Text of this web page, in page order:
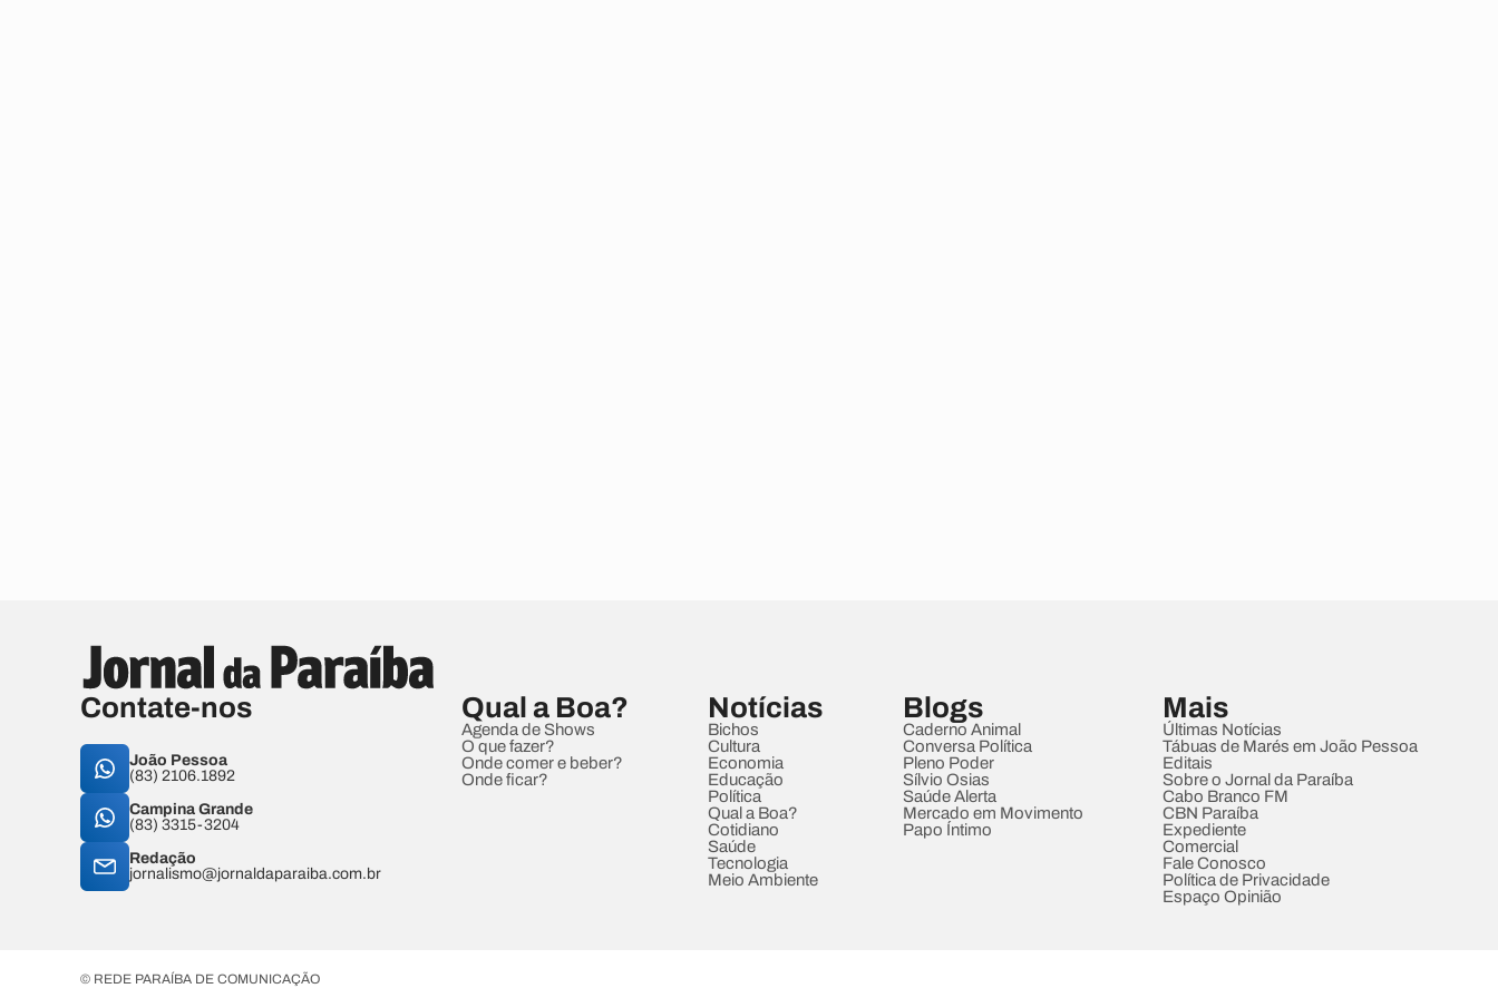
Contate-nos
João Pessoa
(83) 2106.1892
Campina Grande
(83) 3315-3204
Redação
jornalismo@jornaldaparaiba.com.br
Qual a Boa?
Agenda de Shows
O que fazer?
Onde comer e beber?
Onde ficar?
Notícias
Bichos
Cultura
Economia
Educação
Política
Qual a Boa?
Cotidiano
Saúde
Tecnologia
Meio Ambiente
Blogs
Caderno Animal
Conversa Política
Pleno Poder
Sílvio Osias
Saúde Alerta
Mercado em Movimento
Papo Íntimo
Mais
Últimas Notícias
Tábuas de Marés em João Pessoa
Editais
Sobre o Jornal da Paraíba
Cabo Branco FM
CBN Paraíba
Expediente
Comercial
Fale Conosco
Política de Privacidade
Espaço Opinião
© REDE PARAÍBA DE COMUNICAÇÃO